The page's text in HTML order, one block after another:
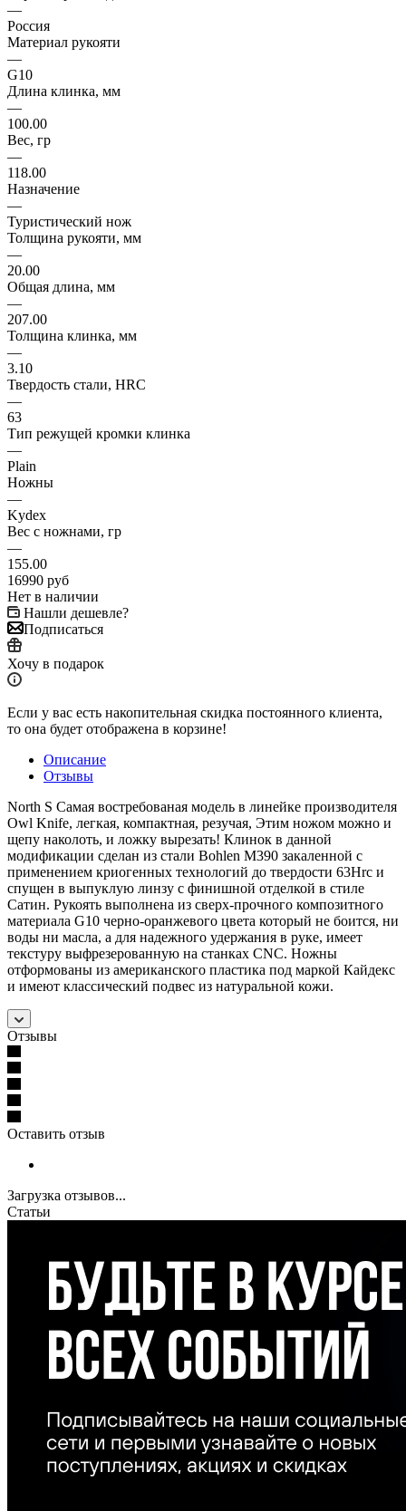
—
Россия
Материал рукояти
—
G10
Длина клинка, мм
—
100.00
Вес, гр
—
118.00
Назначение
—
Туристический нож
Толщина рукояти, мм
—
20.00
Общая длина, мм
—
207.00
Толщина клинка, мм
—
3.10
Твердость стали, HRC
—
63
Тип режущей кромки клинка
—
Plain
Ножны
—
Kydex
Вес с ножнами, гр
—
155.00
16990 руб
Нет в наличии
Нашли дешевле?
Подписаться
Хочу в подарок
Если у вас есть накопительная скидка постоянного клиента,
то она будет отображена в корзине!
Описание
Отзывы
North S Самая востребованая модель в линейке производителя
Owl Knife, легкая, компактная, резучая, Этим ножом можно и
щепу наколоть, и ложку вырезать! Клинок в данной
модификации сделан из стали Bohlen M390 закаленной с
применением криогенных технологий до твердости 63Hrc и
спущен в выпуклую линзу с финишной отделкой в стиле
Сатин. Рукоять выполнена из сверх-прочного композитного
материала G10 черно-оранжевого цвета который не боится, ни
воды ни масла, а для надежного удержания в руке, имеет
текстуру выфрезерованную на станках CNC. Ножны
отформованы из американского пластика под маркой Кайдекс
и имеют классический подвес из натуральной кожи.
Отзывы
Оставить отзыв
Загрузка отзывов...
Статьи